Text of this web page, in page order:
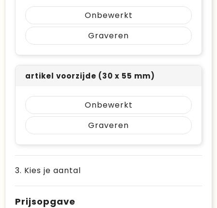
Onbewerkt
Graveren
artikel voorzijde (30 x 55 mm)
Onbewerkt
Graveren
3. Kies je aantal
Prijsopgave